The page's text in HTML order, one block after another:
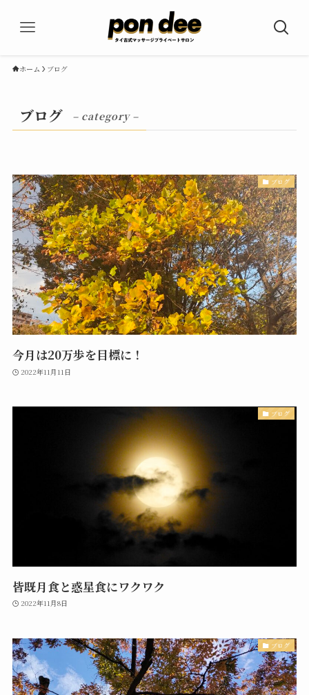
ホーム ブログ
ブログ – category –
ブログ
今月は20万歩を目標に！
2022年11月11日
ブログ
皆既月食と惑星食にワクワク
2022年11月8日
ブログ